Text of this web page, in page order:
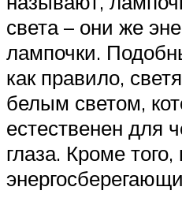
света – они же
лампочки.
как правило,
белым светом,
естественен для
глаза. Кроме